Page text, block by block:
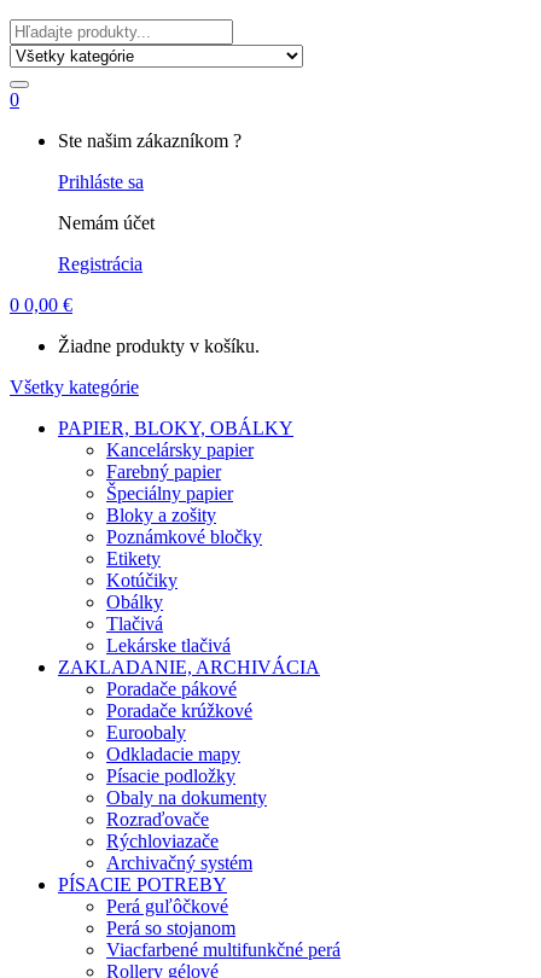
Hľadať
0
Ste našim zákazníkom ?
Prihláste sa
Nemám účet
Registrácia
0 0,00 €
Žiadne produkty v košíku.
Všetky kategórie
PAPIER, BLOKY, OBÁLKY
Kancelársky papier
Farebný papier
Špeciálny papier
Bloky a zošity
Poznámkové bločky
Etikety
Kotúčiky
Obálky
Tlačivá
Lekárske tlačivá
ZAKLADANIE, ARCHIVÁCIA
Poradače pákové
Poradače krúžkové
Euroobaly
Odkladacie mapy
Písacie podložky
Obaly na dokumenty
Rozraďovače
Rýchloviazače
Archivačný systém
PÍSACIE POTREBY
Perá guľôčkové
Perá so stojanom
Viacfarbené multifunkčné perá
Rollery gélové